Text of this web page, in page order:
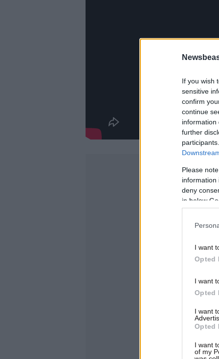
If you wish
sensitive
confirm
continue
information
further
Please
information
deny
in below
I want
Opted
I want
Opted
I want
Opted
I want
of my